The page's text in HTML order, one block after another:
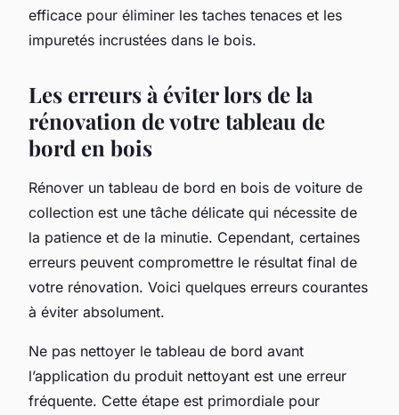
efficace pour éliminer les taches tenaces et les
impuretés incrustées dans le bois.
Les erreurs à éviter lors de la
rénovation de votre tableau de
bord en bois
Rénover un tableau de bord en bois de voiture de
collection est une tâche délicate qui nécessite de
la patience et de la minutie. Cependant, certaines
erreurs peuvent compromettre le résultat final de
votre rénovation. Voici quelques erreurs courantes
à éviter absolument.
Ne pas nettoyer le tableau de bord avant
l’application du produit nettoyant est une erreur
fréquente. Cette étape est primordiale pour